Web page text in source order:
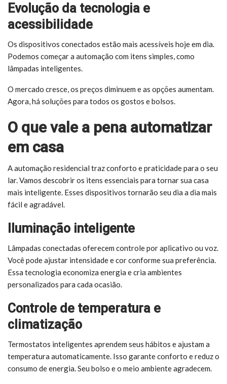
Evolução da tecnologia e
acessibilidade
Os dispositivos conectados estão mais acessíveis hoje em dia.
Podemos começar a automação com itens simples, como
lâmpadas inteligentes.
O mercado cresce, os preços diminuem e as opções aumentam.
Agora, há soluções para todos os gostos e bolsos.
O que vale a pena automatizar
em casa
A automação residencial traz conforto e praticidade para o seu
lar. Vamos descobrir os itens essenciais para tornar sua casa
mais inteligente. Esses dispositivos tornarão seu dia a dia mais
fácil e agradável.
Iluminação inteligente
Lâmpadas conectadas oferecem controle por aplicativo ou voz.
Você pode ajustar intensidade e cor conforme sua preferência.
Essa tecnologia economiza energia e cria ambientes
personalizados para cada ocasião.
Controle de temperatura e
climatização
Termostatos inteligentes aprendem seus hábitos e ajustam a
temperatura automaticamente. Isso garante conforto e reduz o
consumo de energia. Seu bolso e o meio ambiente agradecem.